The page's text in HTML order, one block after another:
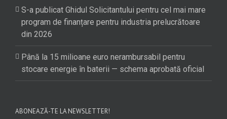
S-a publicat Ghidul Solicitantului pentru cel mai mare
program de finanțare pentru industria prelucrătoare
din 2026
Până la 15 milioane euro nerambursabil pentru
stocare energie în baterii — schema aprobată oficial
ABONEAZĂ-TE LA NEWSLETTER!